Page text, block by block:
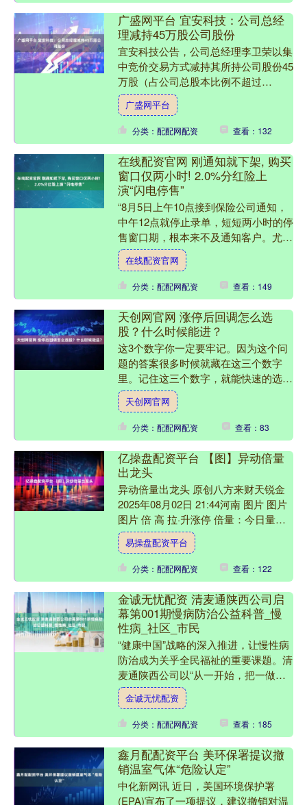
广盛网平台 宜安科技：公司总经
理减持45万股公司股份
宜安科技公告，公司总经理李卫荣以集
中竞价交易方式减持其所持公司股份45
万股（占公司总股本比例不超过
0.0652%）。 举报 第一财经广告合
作，请点击这里此内容为....
广盛网平台
分类：配配网配资 查看：132
在线配资官网 刚通知就下架, 购买
窗口仅两小时! 2.0%分红险上
演“闪电停售”
“8月5日上午10点接到保险公司通知，
中午12点就停止录单，短短两小时的停
售窗口期，根本来不及通知客户。尤其
上海地区投保还需双录，更不可能出现
集中购买的情况。”....
在线配资官网
分类：配配网配资 查看：149
天创网官网 涨停后回调怎么选
股？什么时候能进？
这3个数字你一定要牢记。因为这个问
题的答案很多时候就藏在这三个数字
里。记住这三个数字，就能快速的选出
相应的标的。那究竟是哪三个数字呢？
老弟我入市最开始的那几年，....
天创网官网
分类：配配网配资 查看：83
亿操盘配资平台 【图】异动倍量
出龙头
异动倍量出龙头 原创八方来财天锐金
2025年08月02日 21:44河南 图片 图片
图片 倍 高 拉·升涨停 倍量：今日量是
昨日量的一倍以上 高量：就是1号到....
易操盘配资平台
分类：配配网配资 查看：122
金诚无忧配资 清麦通陕西公司启
幕第001期慢病防治公益科普_慢
性病_社区_市民
“健康中国”战略的深入推进，让慢性病
防治成为关乎全民福祉的重要课题。清
麦通陕西公司以“从一开始，把一做
大；从心出发，用心做事”为初心，近
日正式启动第001期慢性....
金诚无忧配资
分类：配配网配资 查看：185
鑫月配配资平台 美环保署提议撤
销温室气体“危险认定”
中化新网讯 近日，美国环境保护署
(EPA)宣布了一项提议，建议撤销对温